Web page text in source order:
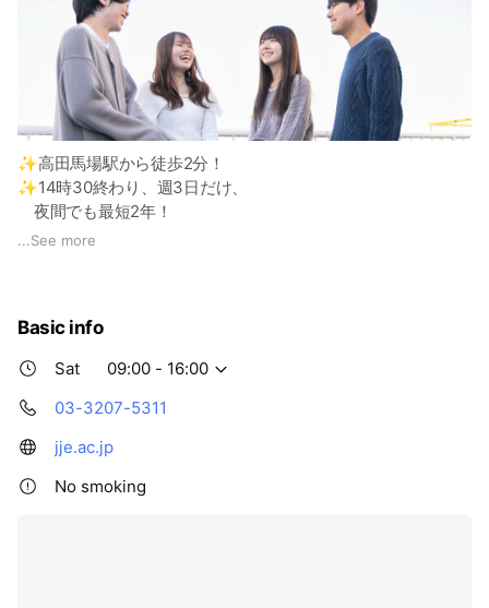
✨高田馬場駅から徒歩2分！
✨14時30終わり、週3日だけ、
夜間でも最短2年！
✨選べる5つの通い方
☀保育福祉科 昼間コース（2年制）
∟時短クラス：月～金9時-14時30
∟週3クラス：月火水9時-17時50
🌙保育福祉科 夜間主コース（2年制）
∟トワイライトクラス：月～金16時20-21時30
∟土曜クラス：月～金18時20-21時30・土9時-16時10
...See more
Basic info
Sat
09:00 - 16:00
03-3207-5311
jje.ac.jp
No smoking